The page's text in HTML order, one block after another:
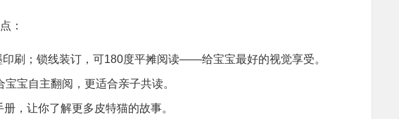
：
刷；锁线装订，可180度平摊阅读——给宝宝最好的视觉享受。
宝自主翻阅，更适合亲子共读。
，让你了解更多皮特猫的故事。